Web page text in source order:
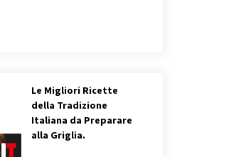
Le Migliori Ricette
della Tradizione
Italiana da Preparare
alla Griglia.